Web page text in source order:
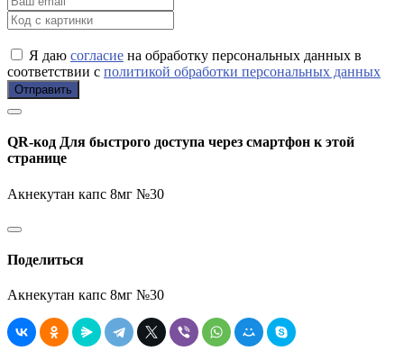
Я даю согласие на обработку персональных данных в
соответствии с политикой обработки персональных данных
Отправить
QR-код Для быстрого доступа через смартфон к этой
странице
Акнекутан капс 8мг №30
Поделиться
Акнекутан капс 8мг №30